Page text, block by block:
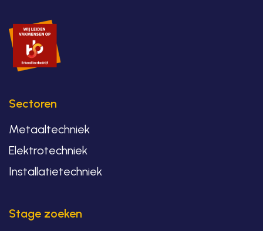
Sectoren
Metaaltechniek
Elektrotechniek
Installatietechniek
Stage zoeken